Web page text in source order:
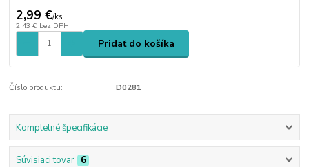
2,99 €/ks
2,43 € bez DPH
Pridať do košíka
Číslo produktu: D0281
Kompletné špecifikácie
Súvisiaci tovar 6